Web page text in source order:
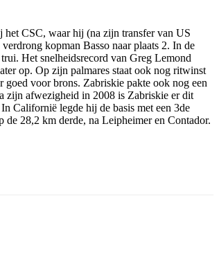
het CSC, waar hij (na zijn transfer van US
kopman Basso naar plaats 2. In de
Het snelheidsrecord van Greg Lemond
op. Op zijn palmares staat ook nog ritwinst
voor brons. Zabriskie pakte ook nog een
zijn afwezigheid in 2008 is Zabriskie er dit
Californië legde hij de basis met een 3de
28,2 km derde, na Leipheimer en Contador.